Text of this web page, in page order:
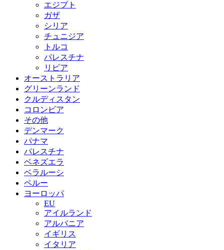
エジプト
ガザ
シリア
チュニジア
トルコ
パレスチナ
リビア
オーストラリア
グリーンランド
クルディスタン
コロンビア
その他
デンマーク
パナマ
パレスチナ
ベネズエラ
ベラルーシ
ペルー
ヨーロッパ
EU
アイルランド
アルバニア
イギリス
イタリア